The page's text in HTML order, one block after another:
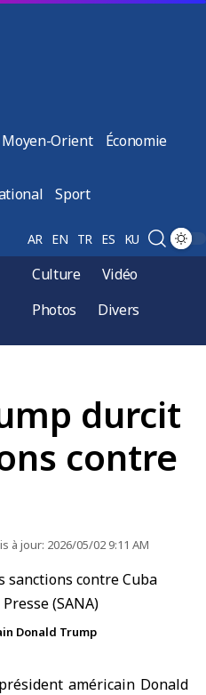
Moyen-Orient Économie
Sport
AR EN TR ES KU
Culture
Vidéo
Photos
Divers
durcit
contre
à jour: 2026/05/02 9:11 AM
Donald Trump
américain Donald